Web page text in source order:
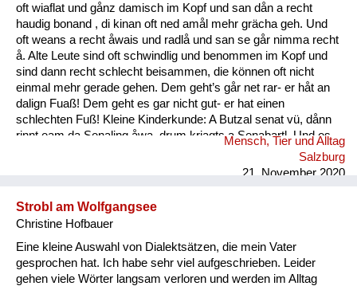
oft wiaflat und gånz damisch im Kopf und san dån a recht
haudig bonand , di kinan oft ned amål mehr grächa geh. Und
oft weans a recht åwais und radlå und san se går nimma recht
å. Alte Leute sind oft schwindlig und benommen im Kopf und
sind dann recht schlecht beisammen, die können oft nicht
einmal mehr gerade gehen. Dem geht’s går net rar- er håt an
dalign Fuaß! Dem geht es gar nicht gut- er hat einen
schlechten Fuß! Kleine Kinderkunde: A Butzal senat vü, dånn
rinnt eam da Senaling åwa, drum kriagts a Senabartl. Und es
is a oft råmig um an Mund. Ein Baby speichelt viel, dann rinnt
Mensch, Tier und Alltag
Salzburg
21. November 2020
Strobl am Wolfgangsee
Christine Hofbauer
Eine kleine Auswahl von Dialektsätzen, die mein Vater
gesprochen hat. Ich habe sehr viel aufgeschrieben. Leider
gehen viele Wörter langsam verloren und werden im Alltag